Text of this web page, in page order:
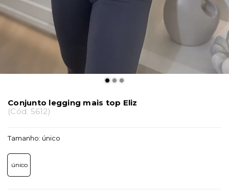
Conjunto legging mais top Eliz
(Cód. 5612)
Tamanho: único
único